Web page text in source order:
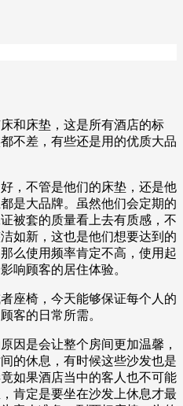
和床垫，这是所有酒店的标
不差，有些还是用的优质大品
，不管是他们的床垫，还是他
是大品牌。虽然他们会定期的
被套的质量看上去有质感，不
如新，这也是他们想要达到的
么使用频率肯定不高，使用起
响顾客的居住体验。
座椅，今天能够保证每个人的
客的日常所需。
因是会让整个房间更加温馨，
的休息，有时候这些沙发也是
如果酒店当中的客人也不可能
肯定是要坐在沙发上休息才最